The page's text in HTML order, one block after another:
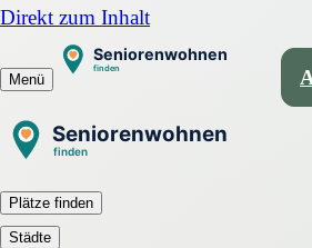
Direkt zum Inhalt
Menü
Plätze finden
Städte